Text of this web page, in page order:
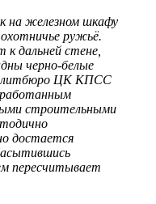
на железном шкафу
ружьё.
дальней стене,
черно-белые
ЦК КПСС
строительными
достается
пересчитывает